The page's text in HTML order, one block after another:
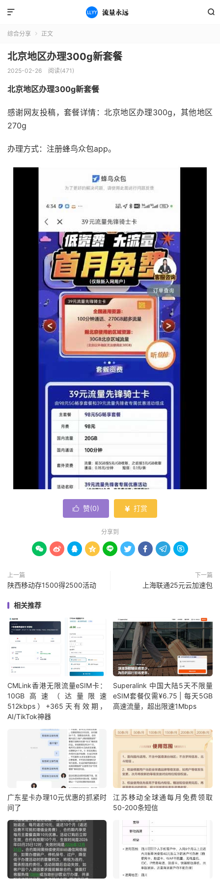


综合分享  正文
北京地区办理300g新套餐
2025-02-26 阅读(471)
北京地区办理300g新套餐
感谢网友投稿，套餐详情：北京地区办理300g，其他地区
270g
办理方式：注册蜂鸟众包app。
 赞(0)  打赏
分享到
        
上一篇
陕西移动存1500得2500活动
下一篇
上海联通25元云加速包
相关推荐
CMLink香港无限流量eSIM卡：
10GB高速（达量限速
512kbps）+365天有效期，
AI/TikTok神器
Superalink 中国大陆5天不限量
eSIM套餐仅需¥6.75 | 每天5GB
高速流量，超出限速1Mbps
广东星卡办理10元优惠的抓紧时
间了
江苏移动全球通每月免费领取
50-200条短信